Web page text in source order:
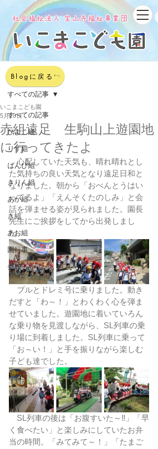
記事
すべての記事
ひよこ組
りす組
ばんび組
きりん組
あか組
き組
あお組
園行事
参観
すべての記事
赤組遠足 生駒山上遊園地
に行ってきたよ
いこまこども園
5月20日
心配していた天気も、晴れ晴れとし
た気持ちの良い天気となり遠足日和と
なりました。朝から「おべんとうはい
ってるよ」「えんそくたのしみ」と会
話を弾ませる姿が見られました。園長
先生にご挨拶をしてから出発しまし
た。
ブルとドレミ号に乗りました。動き
だすと「わ～！」とわくわく心を弾ま
せていました。遊園地に着いていろん
な乗り物を見渡しながら、SL列車の乗
り場に到着しました。SL列車に乗って
「お～い！」と手を振りながら楽しむ
子ども達でした。
SL列車の後は「お腹すいた～‼」「早
く食べたい」と楽しみにしていたお弁
当の時間。「みてみて～！」「たまご
Blogに戻る